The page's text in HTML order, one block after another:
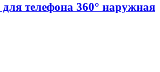
телефона 360° наружная